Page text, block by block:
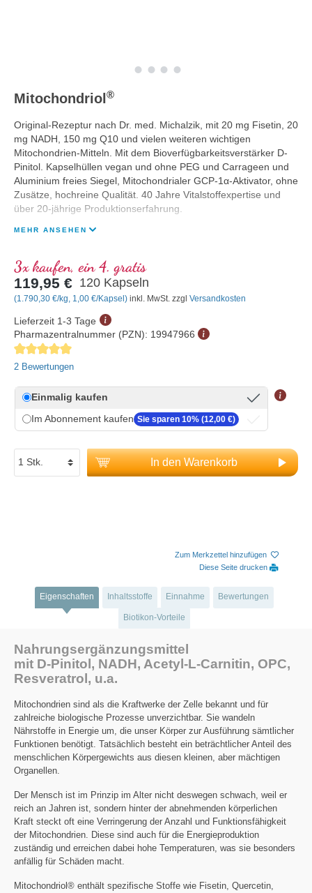
Mitochondriol ®
Original-Rezeptur nach Dr. med. Michalzik, mit 20 mg Fisetin, 20
mg NADH, 150 mg Q10 und vielen weiteren wichtigen
Mitochondrien-Mitteln. Mit dem Bioverfügbarkeitsverstärker D-
Pinitol. Kapselhüllen vegan und ohne PEG und Carrageen und
Aluminium freies Siegel, Mitochondrialer GCP-1α-Aktivator, ohne
Zusätze, hochreine Qualität. 40 Jahre Vitalstoffexpertise und
über 20-jährige Produktionserfahrung.
MEHR ANSEHEN
3x kaufen, ein 4. gratis
119,95 € 120 Kapseln
(1.790,30 €/kg, 1,00 €/Kapsel) inkl. MwSt. zzgl Versandkosten
Lieferzeit 1-3 Tage
Pharmazentralnummer (PZN): 19947966
Durchschnittliche Bewertung von 5 von 5 Sternen
2 Bewertungen
Einmalig kaufen
Im Abonnement kaufen Sie sparen 10% (12,00 €)
In den Warenkorb
Zum Merkzettel hinzufügen
Diese Seite drucken
Eigenschaften Inhaltsstoffe Einnahme Bewertungen
Biotikon-Vorteile
Nahrungsergänzungsmittel
mit D-Pinitol, NADH, Acetyl-L-Carnitin, OPC,
Resveratrol, u.a.
Mitochondrien sind als die Kraftwerke der Zelle bekannt und für
zahlreiche biologische Prozesse unverzichtbar. Sie wandeln
Nährstoffe in Energie um, die unser Körper zur Ausführung sämtlicher
Funktionen benötigt. Tatsächlich besteht ein beträchtlicher Anteil des
menschlichen Körpergewichts aus diesen kleinen, aber mächtigen
Organellen.
Der Mensch ist im Prinzip im Alter nicht deswegen schwach, weil er
reich an Jahren ist, sondern hinter der abnehmenden körperlichen
Kraft steckt oft eine Verringerung der Anzahl und Funktionsfähigkeit
der Mitochondrien. Diese sind auch für die Energieproduktion
zuständig und erreichen dabei hohe Temperaturen, was sie besonders
anfällig für Schäden macht.
Mitochondriol® enthält spezifische Stoffe wie Fisetin, Quercetin,